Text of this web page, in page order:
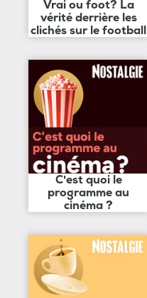
Vrai ou foot? La
vérité derrière les
clichés sur le football
C'est quoi le
programme au
cinéma ?